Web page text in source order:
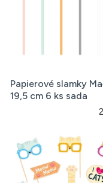
Papierové slamky
19,5 cm 6 ks sada